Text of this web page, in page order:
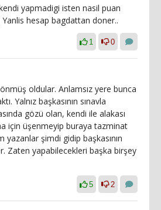
yapmadigi isten nasil puan
hesap bagdattan doner..
1 0
oldular. Anlamsız yere bunca
Yalnız başkasının sınavla
gözü olan, kendi ile alakası
için üşenmeyip buraya tazminat
şimdi gidip başkasının
Zaten yapabilecekleri başka birşey
5 2